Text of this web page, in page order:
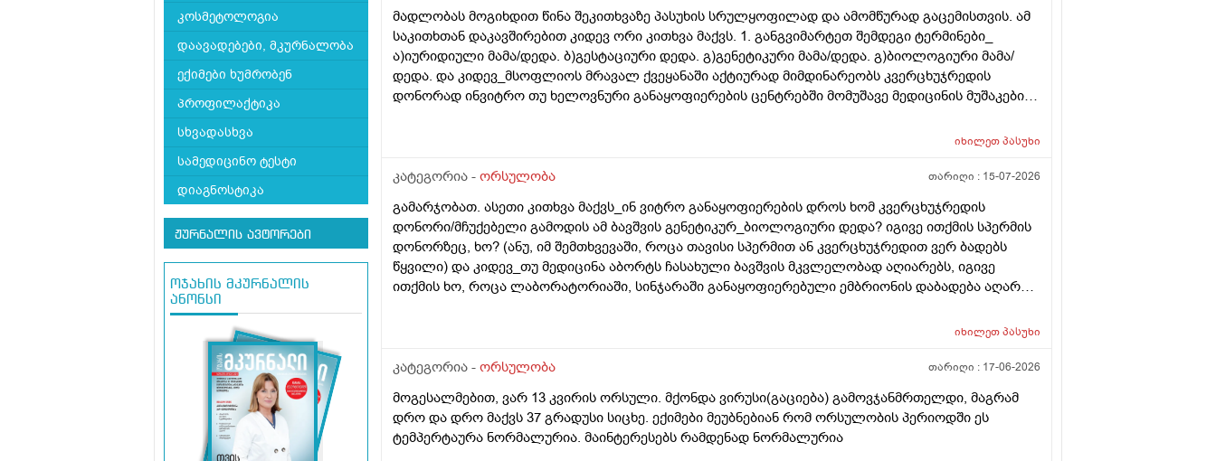
კოსმეტოლოგია
დაავადებები, მკურნალობა
ექიმები ხუმრობენ
პროფილაქტიკა
სხვადასხვა
სამედიცინო ტესტი
დიაგნოსტიკა
ჟურნალის ავტორები
ოჯახის მკურნალის
ანონსი
მადლობას მოგიხდით წინა შეკითხვაზე პასუხის სრულყოფილად და ამომწურად გაცემისთვის. ამ
საკითხთან დაკავშირებით კიდევ ორი კითხვა მაქვს. 1. განგვიმარტეთ შემდეგი ტერმინები_
ა)იურიდიული მამა/დედა. ბ)გესტაციური დედა. გ)გენეტიკური მამა/დედა. გ)ბიოლოგიური მამა/
დედა. და კიდევ_მსოფლიოს მრავალ ქვეყანაში აქტიურად მიმდინარეობს კვერცხუჯრედის
დონორად ინვიტრო თუ ხელოვნური განაყოფიერების ცენტრებში მომუშავე მედიცინის მუშაკების
იხილეთპასუხი
კატეგორია - ორსულობა თარიღი : 15-07-2026
გამარჯობათ. ასეთი კითხვა მაქვს_ინ ვიტრო განაყოფიერების დროს ხომ კვერცხუჯრედის
დონორი/მჩუქებელი გამოდის ამ ბავშვის გენეტიკურ_ბიოლოგიური დედა? იგივე ითქმის სპერმის
დონორზეც, ხო? (ანუ, იმ შემთხვევაში, როცა თავისი სპერმით ან კვერცხუჯრედით ვერ ბადებს
წყვილი) და კიდევ_თუ მედიცინა აბორტს ჩასახული ბავშვის მკვლელობად აღიარებს, იგივე
ითქმის ხო, როცა ლაბორატორიაში, სინჯარაში განაყოფიერებული ემბრიონის დაბადება აღარ
იხილეთპასუხი
კატეგორია - ორსულობა თარიღი : 17-06-2026
მოგესალმებით, ვარ 13 კვირის ორსული. მქონდა ვირუსი(გაციება) გამოვჯანმრთელდი, მაგრამ
დრო და დრო მაქვს 37 გრადუსი სიცხე. ექიმები მეუბნებიან რომ ორსულობის პერიოდში ეს
ტემპერტაურა ნორმალურია. მაინტერესებს რამდენად ნორმალურია